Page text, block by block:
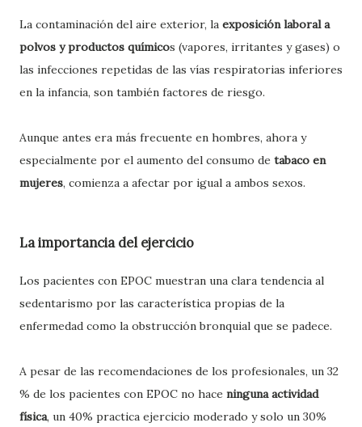
La contaminación del aire exterior, la exposición laboral a
polvos y productos químicos (vapores, irritantes y gases) o
las infecciones repetidas de las vías respiratorias inferiores
en la infancia, son también factores de riesgo.
Aunque antes era más frecuente en hombres, ahora y
especialmente por el aumento del consumo de tabaco en
mujeres, comienza a afectar por igual a ambos sexos.
La importancia del ejercicio
Los pacientes con EPOC muestran una clara tendencia al
sedentarismo por las característica propias de la
enfermedad como la obstrucción bronquial que se padece.
A pesar de las recomendaciones de los profesionales, un 32
% de los pacientes con EPOC no hace ninguna actividad
física, un 40% practica ejercicio moderado y solo un 30%